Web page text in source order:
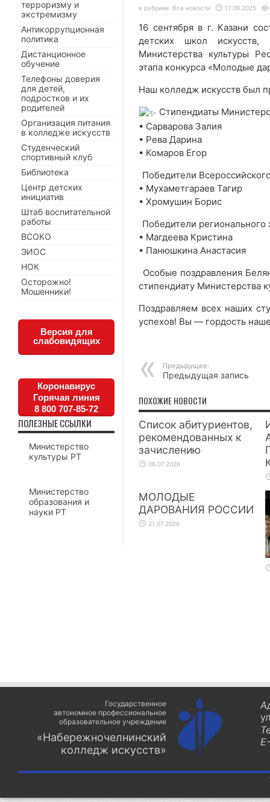
в рубрике: Все новости 17.09.2025
16 сентября в г. Казани
детских школ искусств,
Министерства культуры
этапа конкурса «Молодые
Наш колледж искусств был
Стипендиаты
• Сарварова Залия
• Рева Дарина
• Комаров Егор
Победители
• Мухаметгараев Тагир
• Хромушин Борис
Победители регионального
• Магдеева Кристина
• Панюшкина Анастасия
Особые поздравления
стипендиату
Поздравляем всех наших
успехов! Вы — гордость
Предыдущее:
Предыдущая запись
ПОХОЖИЕ НОВОСТИ
Список абитуриентов,
рекомендованных к
зачислению
06.07.2026
МОЛОДЫЕ
ДАРОВАНИЯ РОССИИ
21.07.2026
терроризму и
экстремизму
Антикоррупционная
политика
Дистанционное
обучение
Телефоны доверия
для детей,
подростков и их
родителей
Организация питания
в колледже искусств
Студенческий
спортивный клуб
Библиотека
Центр детских
инициатив
Штаб воспитательной
работы
ВСОКО
ЭИОС
НОК
Осторожно!
Мошенники!
Версия для
слабовидящих
Коронавирус
Горячая линия
8 800 707-85-72
ПОЛЕЗНЫЕ ССЫЛКИ
Министерство
культуры РТ
Министерство
образования и
науки РТ
Государственное
автономное профессиональное
образовательное учреждение
«Набережночелнинский
колледж искусств»